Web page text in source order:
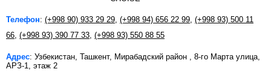
Телефон: (+998 90) 933 29 29 (+998 94) 656 22 99 (+998 93) 500 11
66 (+998 93) 390 77 33 (+998 93) 550 88 55
Адрес: Узбекистан, Ташкент, Мирабадский район , 8-го Марта улица,
АРЗ-1, этаж 2